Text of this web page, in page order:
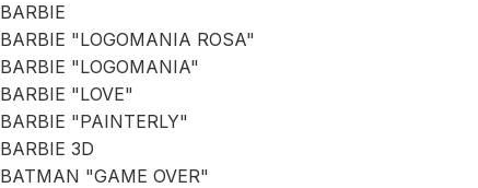
BARBIE
BARBIE "LOGOMANIA ROSA"
BARBIE "LOGOMANIA"
BARBIE "LOVE"
BARBIE "PAINTERLY"
BARBIE 3D
BATMAN "GAME OVER"